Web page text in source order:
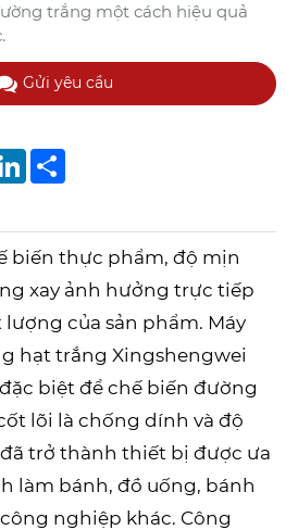
trắng một cách hiệu quả
Gửi yêu cầu
LinkedIn
biến thực phẩm, độ mịn
xay ảnh hưởng trực tiếp
của sản phẩm. Máy
hạt trắng Xingshengwei
biệt để chế biến đường
lõi là chống dính và độ
trở thành thiết bị được ưa
làm bánh, đồ uống, bánh
nghiệp khác. Công